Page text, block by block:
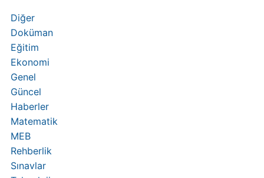
Diğer
Doküman
Eğitim
Ekonomi
Genel
Güncel
Haberler
Matematik
MEB
Rehberlik
Sınavlar